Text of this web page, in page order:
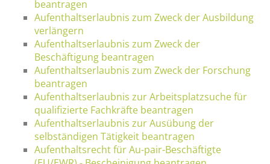
beantragen
Aufenthaltserlaubnis zum Zweck der Ausbildung
verlängern
Aufenthaltserlaubnis zum Zweck der
Beschäftigung beantragen
Aufenthaltserlaubnis zum Zweck der Forschung
beantragen
Aufenthaltserlaubnis zur Arbeitsplatzsuche für
qualifizierte Fachkräfte beantragen
Aufenthaltserlaubnis zur Ausübung der
selbständigen Tätigkeit beantragen
Aufenthaltsrecht für Au-pair-Beschäftigte